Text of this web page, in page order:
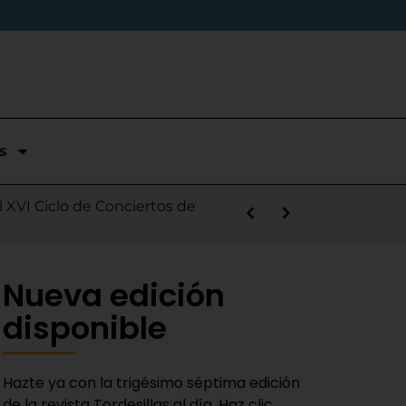
temporada en Segunda
Nieves
Ciclo de Conciertos de
sábado
la salida de Víctor Alonso
Fiestas del Novillo
Bravas y logra un puesto
adaptado a la actualidad»
Nueva edición
disponible
Hazte ya con la trigésimo séptima edición